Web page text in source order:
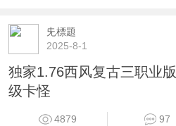
兂標題
2025-8-1
独家1.76西风复古三职业
级卡怪
4879 97